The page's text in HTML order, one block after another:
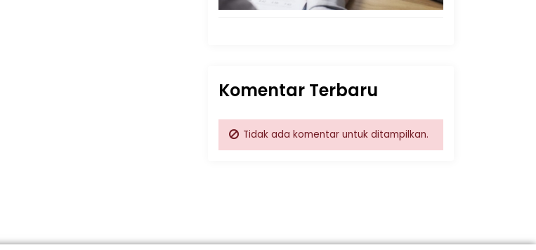
Komentar Terbaru
Tidak ada komentar untuk ditampilkan.